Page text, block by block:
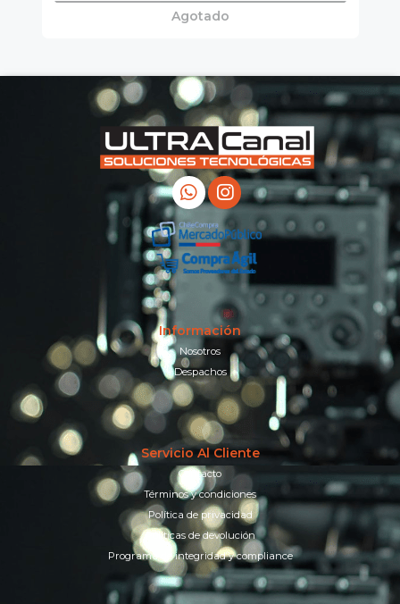
Agotado
Información
Nosotros
Despachos
Servicio Al Cliente
Contacto
Términos y condiciones
Política de privacidad
Políticas de devolución
Programa de integridad y compliance